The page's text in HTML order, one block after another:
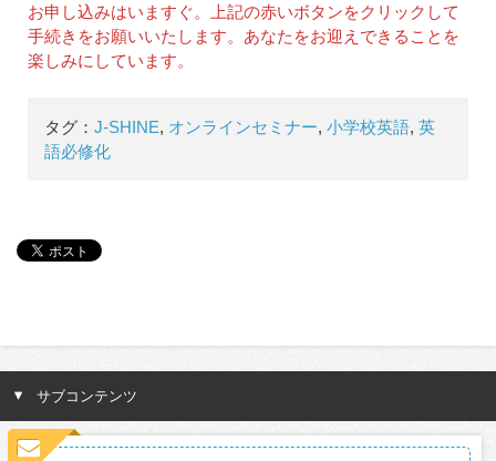
お申し込みはいますぐ。上記の赤いボタンをクリックして
手続きをお願いいたします。あなたをお迎えできることを
楽しみにしています。
タグ：J-SHINE, オンラインセミナー,小学校英語,英
語必修化
サブコンテンツ